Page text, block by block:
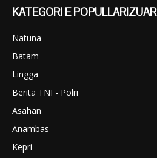
KATEGORI E POPULLARIZUAR
Natuna
Batam
Lingga
Berita TNI - Polri
Asahan
Anambas
Kepri